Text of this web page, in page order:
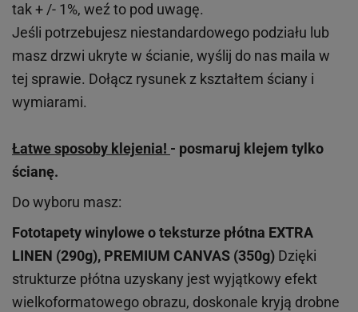
tak + /- 1%, weź to pod uwagę.
Jeśli potrzebujesz niestandardowego podziału lub
masz drzwi ukryte w ścianie, wyślij do nas maila w
tej sprawie. Dołącz rysunek z kształtem ściany i
wymiarami.
Łatwe sposoby klejenia! - posmaruj klejem tylko
ścianę.
Do wyboru masz:
Fototapety winylowe oteksturze płótna EXTRA
LINEN (290g), PREMIUM CANVAS (350g) Dzięki
strukturze płótna uzyskany jest wyjątkowy efekt
wielkoformatowego obrazu, doskonale kryją drobne